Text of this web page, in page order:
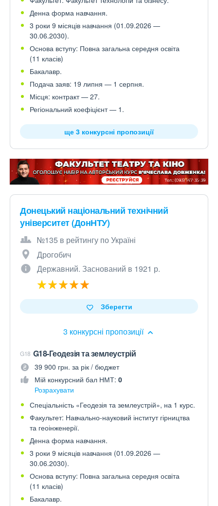
Денна форма навчання.
3 роки 9 місяців навчання (01.09.2026 —
30.06.2030).
Основа вступу: Повна загальна середня освіта
(11 класів)
Бакалавр.
Подача заяв: 19 липня — 1 серпня.
Місця: контракт — 27.
Регіональний коефіцієнт — 1.
ще 3 конкурсні пропозиції
Донецький національний технічний
університет (ДонНТУ)
№135 в рейтингу по Україні
Дрогобич
Державний. Заснований в 1921 р.
3 конкурсні пропозиції
Зберегти
G18 G18-Геодезія та землеустрій
39 900 грн. за рік / бюджет
Мій конкурсний бал НМТ: 0
Розрахувати
Спеціальність «Геодезія та землеустрій», на 1 курс.
Факультет: Навчально-науковий інститут гірництва
та геоінженерії.
Денна форма навчання.
3 роки 9 місяців навчання (01.09.2026 —
30.06.2030).
Основа вступу: Повна загальна середня освіта
(11 класів)
Бакалавр.